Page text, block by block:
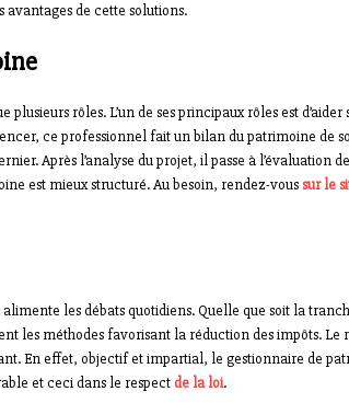
de cette solutions.
rôles. L’un de ses principaux rôles est
ce professionnel fait un bilan du patrimoine de
Après l’analyse du projet, il passe à l’évaluation
est mieux structuré. Au besoin, rendez-voussur le
les débats quotidiens. Quelle que soit la
les méthodes favorisant la réduction des impôts. Le
En effet, objectif et impartial, le gestionnaire de
et ceci dans le respect de la loi.